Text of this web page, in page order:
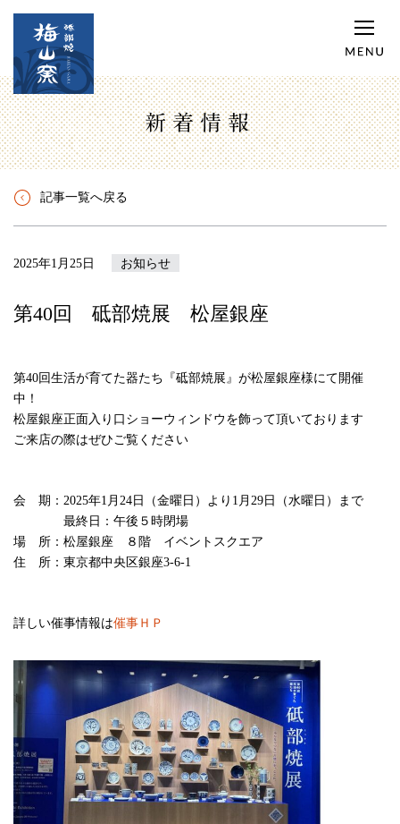
新着情報
記事一覧へ戻る
2025年1月25日 お知らせ
第40回 砥部焼展 松屋銀座
第40回生活が育てた器たち『砥部焼展』が松屋銀座様にて開催
中！
松屋銀座正面入り口ショーウィンドウを飾って頂いております
ご来店の際はぜひご覧ください
会 期：2025年1月24日（金曜日）より1月29日（水曜日）まで
最終日：午後５時閉場
場 所：松屋銀座 ８階 イベントスクエア
住 所：東京都中央区銀座3-6-1
詳しい催事情報は催事ＨＰ